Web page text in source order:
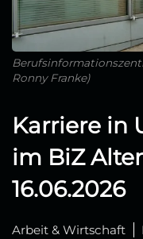
Ronny Franke)
Karriere in
im BiZ
16.06.2026
Arbeit & Wirtschaft